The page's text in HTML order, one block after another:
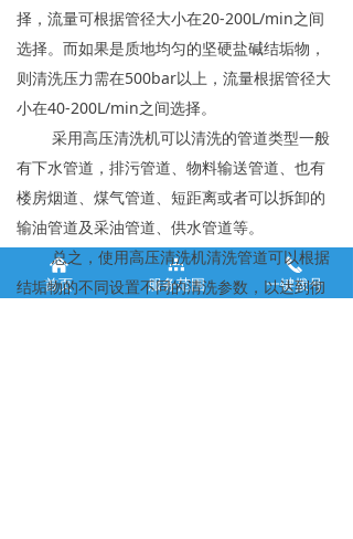
择，流量可根据管径大小在20-200L/min之间
选择。而如果是质地均匀的坚硬盐碱结垢物，
则清洗压力需在500bar以上，流量根据管径大
小在40-200L/min之间选择。
采用高压清洗机可以清洗的管道类型一般
有下水管道，排污管道、物料输送管道、也有
楼房烟道、煤气管道、短距离或者可以拆卸的
输油管道及采油管道、供水管道等。
总之，使用高压清洗机清洗管道可以根据
结垢物的不同设置不同的清洗参数，以达到彻
낀
首页
뀒
服务范围
끅
一键拨号